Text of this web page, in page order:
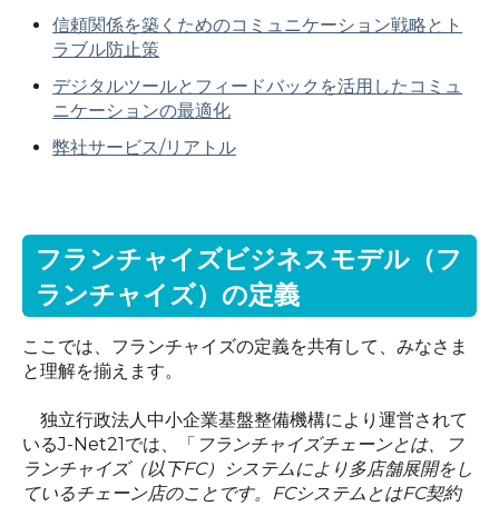
信頼関係を築くためのコミュニケーション戦略とト
ラブル防止策
デジタルツールとフィードバックを活用したコミュ
ニケーションの最適化
弊社サービス/リアトル
フランチャイズビジネスモデル（フ
ランチャイズ）の定義
ここでは、フランチャイズの定義を共有して、みなさま
と理解を揃えます。
独立行政法人中小企業基盤整備機構により運営されて
いるJ-Net21 では、「 フランチャイズチェーンとは、フ
ランチャイズ（以下FC）システムにより多店舗展開をし
ているチェーン店のことです。
FCシステムとはFC契約